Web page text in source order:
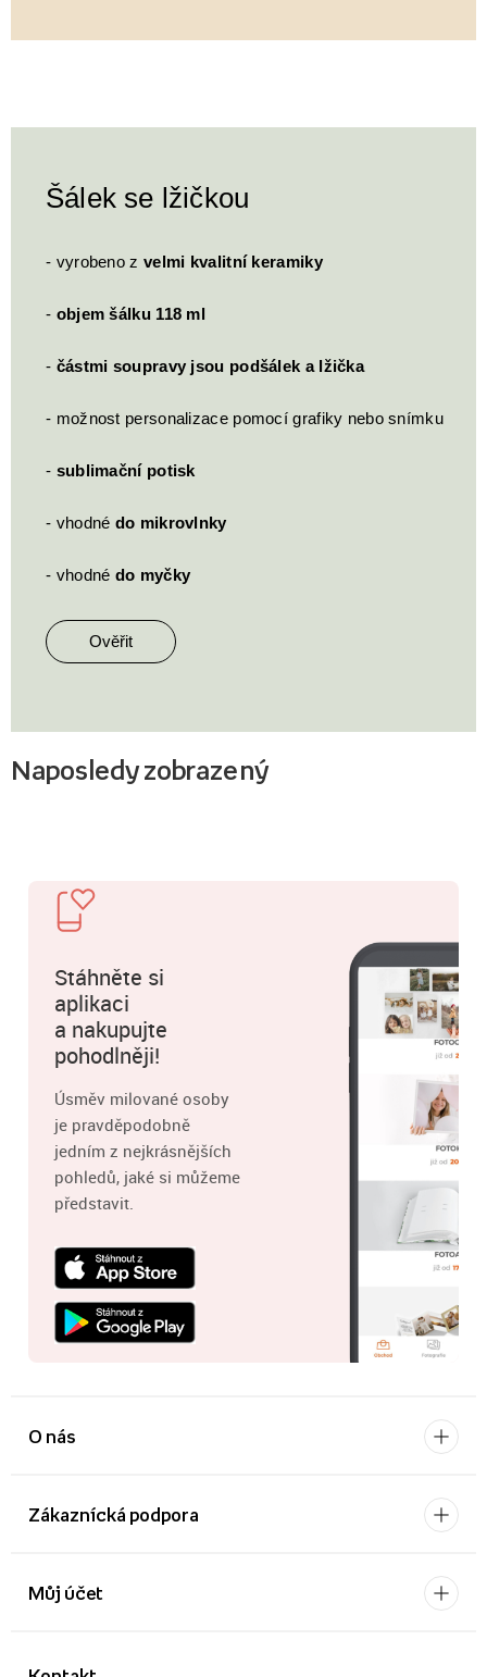
Šálek se lžičkou
- vyrobeno z velmi kvalitní keramiky
- objem šálku 118 ml
- částmi soupravy jsou podšálek a lžička
- možnost personalizace pomocí grafiky nebo snímku
- sublimační potisk
- vhodné do mikrovlnky
- vhodné do myčky
Ověřit
Naposledy zobrazený
Stáhněte si
aplikaci
a nakupujte
pohodlněji!
Úsměv milované osoby
je pravděpodobně
jedním z nejkrásnějších
pohledů, jaké si můžeme
představit.
O nás
Zákaznícká podpora
Můj účet